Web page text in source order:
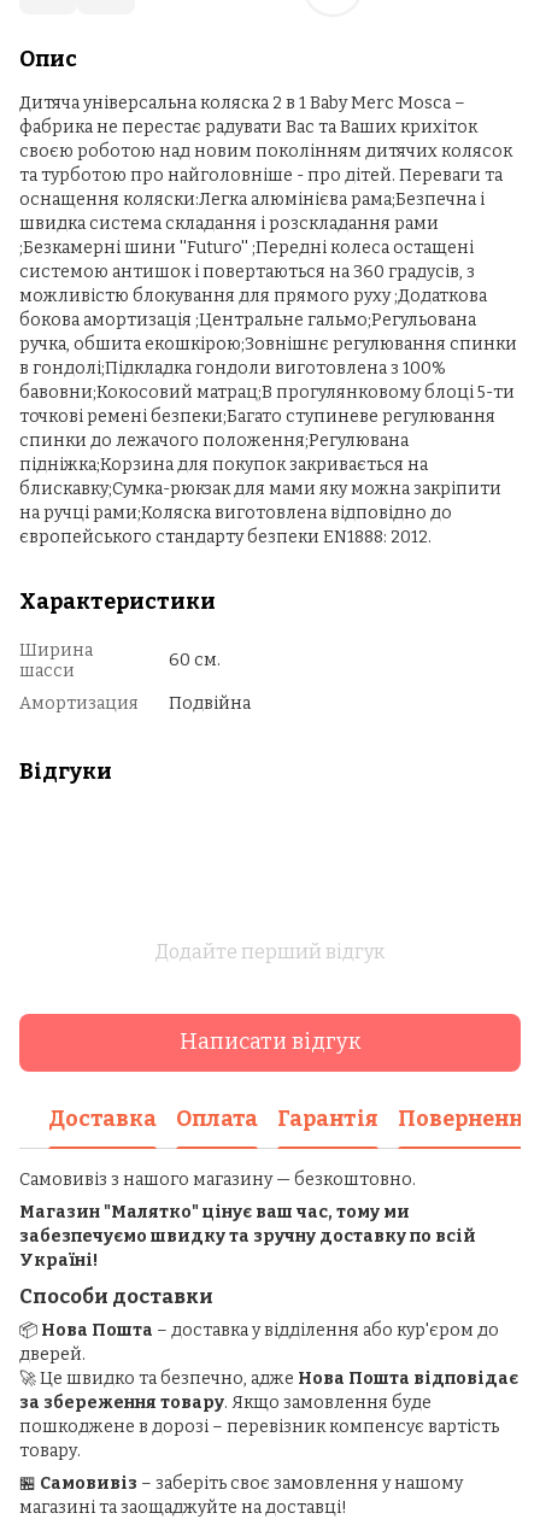
Опис
Дитяча універсальна коляска 2 в 1 Baby Merc Mosca –
фабрика не перестає радувати Вас та Ваших крихіток
своєю роботою над новим поколінням дитячих колясок
та турботою про найголовніше - про дітей. Переваги та
оснащення коляски:Легка алюмінієва рама;Безпечна і
швидка система складання і розскладання рами
;Безкамерні шини ''Futuro'' ;Передні колеса остащені
системою антишок і повертаються на 360 градусів, з
можливістю блокування для прямого руху ;Додаткова
бокова амортизація ;Центральне гальмо;Регульована
ручка, обшита екошкірою;Зовнішнє регулювання спинки
в гондолі;Підкладка гондоли виготовлена з 100%
бавовни;Кокосовий матрац;В прогулянковому блоці 5-ти
точкові ремені безпеки;Багато ступиневе регулювання
спинки до лежачого положення;Регулювана
підніжка;Корзина для покупок закривається на
блискавку;Сумка-рюкзак для мами яку можна закріпити
на ручці рами;Коляска виготовлена відповідно до
європейського стандарту безпеки EN1888: 2012.
Характеристики
Ширина
шасси
60 см.
Амортизация Подвійна
Відгуки
Додайте перший відгук
Написати відгук
Доставка Оплата Гарантія Повернення
Самовивіз з нашого магазину — безкоштовно.
Магазин "Малятко" цінує ваш час, тому ми
забезпечуємо швидку та зручну доставку по всій
Україні!
Способи доставки
📦 Нова Пошта – доставка у відділення або кур'єром до
дверей.
🚀 Це швидко та безпечно, адже Нова Пошта відповідає
за збереження товару. Якщо замовлення буде
пошкоджене в дорозі – перевізник компенсує вартість
товару.
🏪 Самовивіз – заберіть своє замовлення у нашому
магазині та заощаджуйте на доставці!